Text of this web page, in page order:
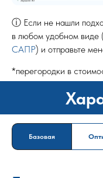
ⓘ Если не нашли
в любом удобном виде
САПР) и отправьте
*перегородки в
Базовая